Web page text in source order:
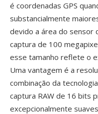
é coordenadas GPS
substancialmente
devido a área do sensor
captura de 100
esse tamanho reflete o
Uma vantagem é a
combinação da
captura RAW de 16 bits
excepcionalmente